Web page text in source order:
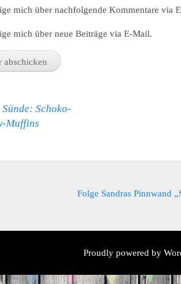
mich über nachfolgende Kommentare via
mich über neue Beiträge via E-Mail.
Schoko-
Muffins
Folge Sandras Pinnwand
Proudly powered by